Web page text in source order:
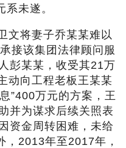
系未遂。
将妻子乔某某难以
接该集团法律顾问服
彭某某，收受其21万
动向工程老板王某某
”400万元的方案，王
并为谋求后续关照表
资金周转困难，未给
，2013年至2017年，